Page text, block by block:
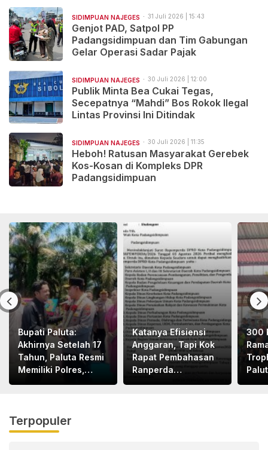
SIDIMPUAN NAJEGES 31 Juli 2026 | 15:43
Genjot PAD, Satpol PP
Padangsidimpuan dan Tim Gabungan
Gelar Operasi Sadar Pajak
SIDIMPUAN NAJEGES 30 Juli 2026 | 12:00
Publik Minta Bea Cukai Tegas,
Secepatnya “Mahdi” Bos Rokok Ilegal
Lintas Provinsi Ini Ditindak
SIDIMPUAN NAJEGES 30 Juli 2026 | 11:35
Heboh! Ratusan Masyarakat Gerebek
Kos-Kosan di Kompleks DPR
Padangsidimpuan
Bupati Paluta:
Akhirnya Setelah 17
Tahun, Paluta Resmi
Memiliki Polres,
Katanya Efisiensi
Anggaran, Tapi Kok
Rapat Pembahasan
Ranperda
300
Terpopuler